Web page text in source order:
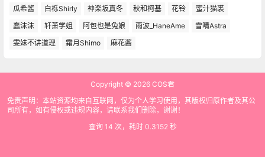
瓜希酱
白栎Shirly 神楽坂真冬 秋和柯基 花铃
蜜汁猫裘
蠢沫沫
轩萧学姐 阿包也是兔娘 雨波_HaneAme
雪晴Astra
雯妹不讲道理
霜月Shimo 麻花酱
Copyright © 2026 COS君
免责声明：本站资源均来自互联网，仅为个人学习使用，其版权归原作者及其公
司所有，如有侵权或违规内容，请联系我们删除，谢谢！
查询 14 次，耗时 0.3152 秒